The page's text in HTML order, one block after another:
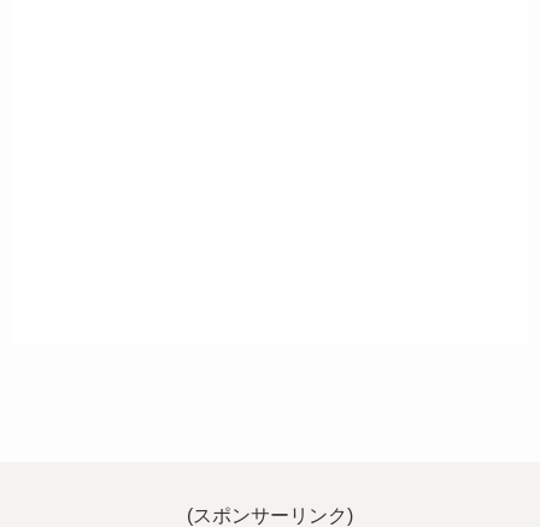
(スポンサーリンク)